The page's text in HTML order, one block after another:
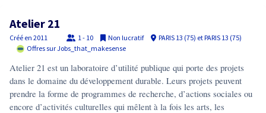
Atelier 21
Créé en 2011 1 - 10 Non lucratif
PARIS 13 (75) et PARIS 13 (75)
Offres sur Jobs_that_makesense
Atelier 21 est un laboratoire d’utilité publique qui porte des projets
dans le domaine du développement durable. Leurs projets peuvent
prendre la forme de programmes de recherche, d’actions sociales ou
encore d’activités culturelles qui mêlent à la fois les arts, les